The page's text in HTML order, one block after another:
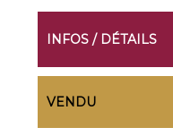
INFOS / DÉTAILS
VENDU